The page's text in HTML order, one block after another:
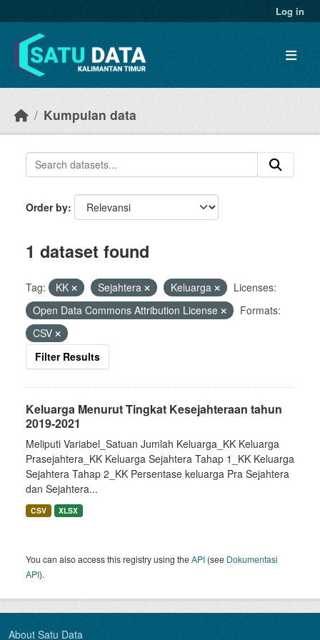
Log in
Kumpulan data
Order by
1 dataset found
Tag: KK Sejahtera Keluarga
Licenses:
Open Data Commons Attribution License
Formats:
CSV
Filter Results
Keluarga Menurut Tingkat Kesejahteraan tahun
2019-2021
Meliputi Variabel_Satuan Jumlah Keluarga_KK Keluarga
Prasejahtera_KK Keluarga Sejahtera Tahap 1_KK Keluarga
Sejahtera Tahap 2_KK Persentase keluarga Pra Sejahtera
dan Sejahtera...
CSV XLSX
You can also access this registry using theAPI (see Dokumentasi
API).
About Satu Data